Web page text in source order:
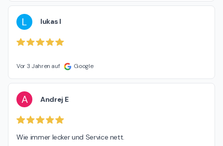
L lukas l
Vor 3 Jahren auf Google
A Andrej E
Wie immer lecker und Service nett.